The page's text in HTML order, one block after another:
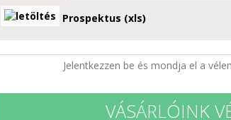
Prospektus (xls)
Jelentkezzen be és mondja el a
VÁSÁRLÓINK